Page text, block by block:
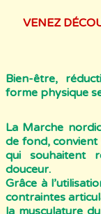
VENEZ
Bien-être,
forme physique
La Marche
de fond, convient
qui souhaitent
douceur.
Grâce à
contraintes
la musculature